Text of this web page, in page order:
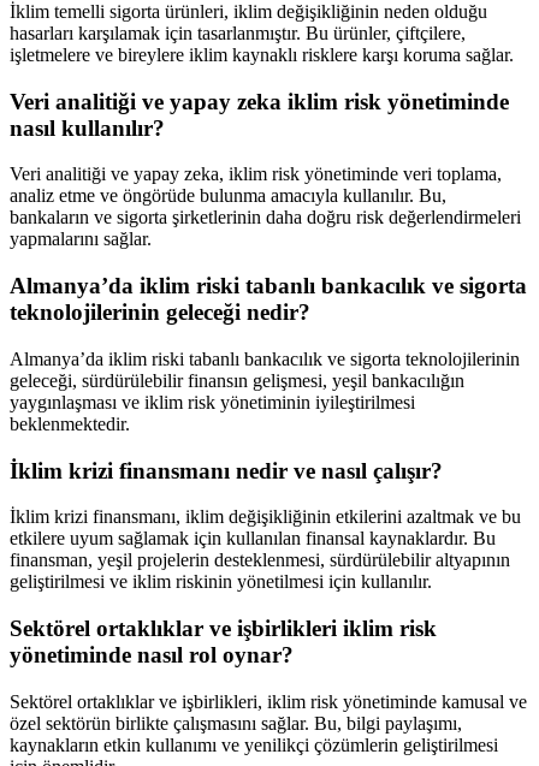
İklim temelli sigorta ürünleri, iklim değişikliğinin neden olduğu
hasarları karşılamak için tasarlanmıştır. Bu ürünler, çiftçilere,
işletmelere ve bireylere iklim kaynaklı risklere karşı koruma sağlar.
Veri analitiği ve yapay zeka iklim risk yönetiminde
nasıl kullanılır?
Veri analitiği ve yapay zeka, iklim risk yönetiminde veri toplama,
analiz etme ve öngörüde bulunma amacıyla kullanılır. Bu,
bankaların ve sigorta şirketlerinin daha doğru risk değerlendirmeleri
yapmalarını sağlar.
Almanya’da iklim riski tabanlı bankacılık ve sigorta
teknolojilerinin geleceği nedir?
Almanya’da iklim riski tabanlı bankacılık ve sigorta teknolojilerinin
geleceği, sürdürülebilir finansın gelişmesi, yeşil bankacılığın
yaygınlaşması ve iklim risk yönetiminin iyileştirilmesi
beklenmektedir.
İklim krizi finansmanı nedir ve nasıl çalışır?
İklim krizi finansmanı, iklim değişikliğinin etkilerini azaltmak ve bu
etkilere uyum sağlamak için kullanılan finansal kaynaklardır. Bu
finansman, yeşil projelerin desteklenmesi, sürdürülebilir altyapının
geliştirilmesi ve iklim riskinin yönetilmesi için kullanılır.
Sektörel ortaklıklar ve işbirlikleri iklim risk
yönetiminde nasıl rol oynar?
Sektörel ortaklıklar ve işbirlikleri, iklim risk yönetiminde kamusal ve
özel sektörün birlikte çalışmasını sağlar. Bu, bilgi paylaşımı,
kaynakların etkin kullanımı ve yenilikçi çözümlerin geliştirilmesi